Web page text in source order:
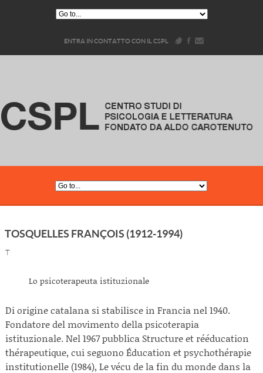
ENTRA IN CONTATTO CON IL CSPL
TOSQUELLES FRANÇOIS (1912-1994)
T
Lo psicoterapeuta istituzionale
Di origine catalana si stabilisce in Francia nel 1940.
Fondatore del movimento della psicoterapia
istituzionale. Nel 1967 pubblica Structure et rééducation
thérapeutique, cui seguono Éducation et psychothérapie
institutionelle (1984), Le vécu de la fin du monde dans la